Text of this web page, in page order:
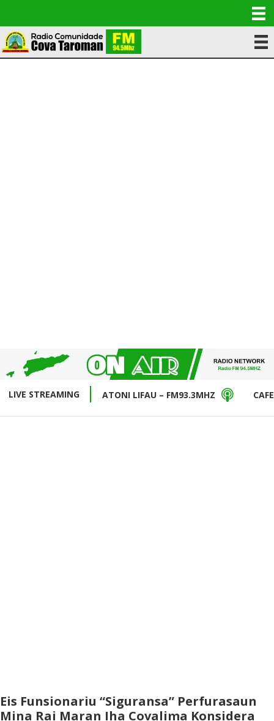
LIVE STREAMING ATONI LIFAU – FM93.3MHZ
Eis Funsionariu “Siguransa” Perfurasaun
Mina Rai Maran Iha Covalima Konsidera